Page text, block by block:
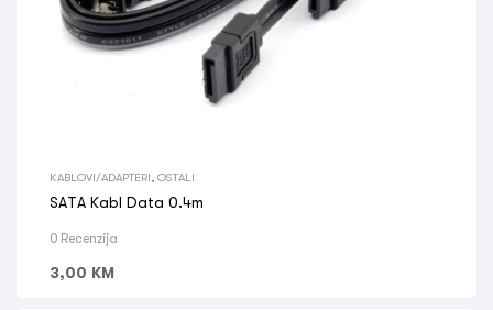
KABLOVI/ADAPTERI OSTALI
SATA Kabl Data 0.4m
0 Recenzija
3,00 KM